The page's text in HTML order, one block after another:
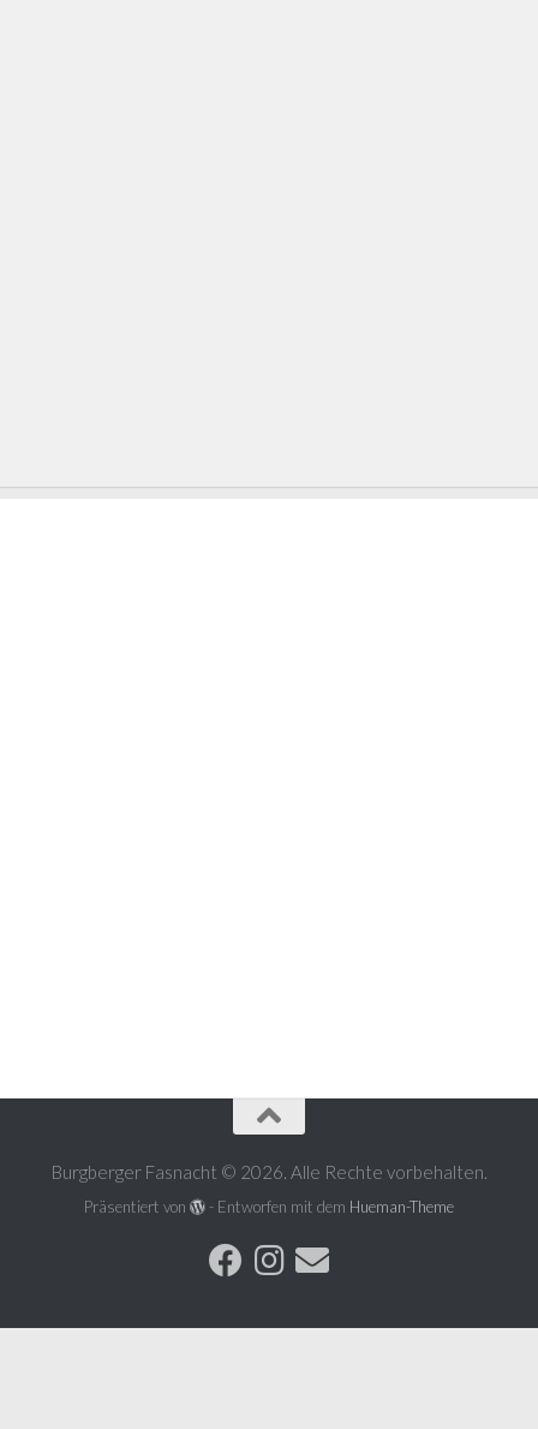
Burgberger Fasnacht © 2026. Alle Rechte vorbehalten.
Präsentiert von - Entworfen mit dem Hueman-Theme